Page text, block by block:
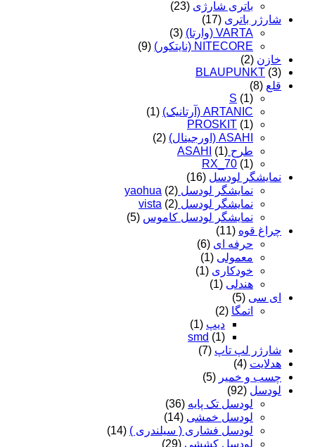
باتری شارژی (23)
شارژر باتری (17)
VARTA (وارتا)
(3)
NITECORE (نایتکور)
(9)
خازن (2)
BLAUPUNKT (3)
قلع (8)
S (1)
ARTANIC (آرتانیک)
(1)
PROSKIT (1)
ASAHI (اورجینال)
(2)
طرح ASAHI (1)
RX_70 (1)
نمایشگر لودسل (16)
نمایشگر لودسل yaohua (2)
نمایشگر لودسل vista (2)
نمایشگر لودسل کاموس (5)
چراغ قوه (11)
حرفه ای (6)
معمولی (1)
خودکاری (1)
هندلی (1)
ای سی (5)
اتمگا (2)
دیپ (1)
smd (1)
شارژر لپ تاپ (7)
هدلایت (4)
چسب و خمیر (5)
لودسل (92)
لودسل تک پایه (36)
لودسل خمشی (14)
لودسل فشاری ( سیلندری ) (14)
لودسل کششی (29)